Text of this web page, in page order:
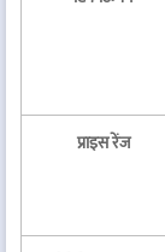
प्राइस रेंज